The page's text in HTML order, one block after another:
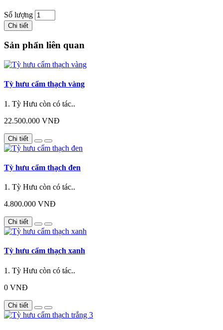
Số lượng
Chi tiết
Sản phẩn liên quan
Tỳ hưu cẩm thạch vàng
1. Tỳ Hưu còn có tác..
22.500.000 VNĐ
Chi tiết
Tỳ hưu cẩm thạch đen
1. Tỳ Hưu còn có tác..
4.800.000 VNĐ
Chi tiết
Tỳ hưu cẩm thạch xanh
1. Tỳ Hưu còn có tác..
0 VNĐ
Chi tiết